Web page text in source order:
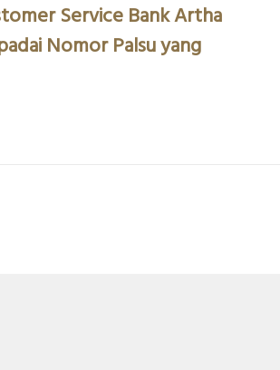
Service Bank Artha
Nomor Palsu yang